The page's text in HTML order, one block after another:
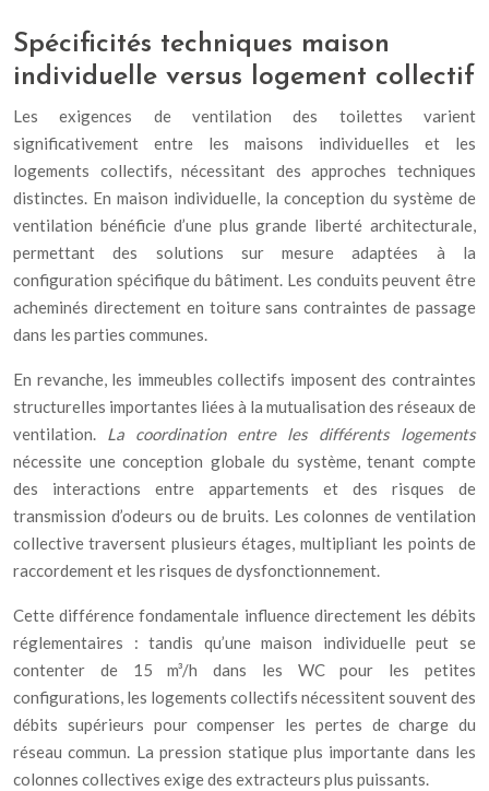
Spécificités techniques maison
individuelle versus logement collectif
Les exigences de ventilation des toilettes varient
significativement entre les maisons individuelles et les
logements collectifs, nécessitant des approches techniques
distinctes. En maison individuelle, la conception du système de
ventilation bénéficie d’une plus grande liberté architecturale,
permettant des solutions sur mesure adaptées à la
configuration spécifique du bâtiment. Les conduits peuvent être
acheminés directement en toiture sans contraintes de passage
dans les parties communes.
En revanche, les immeubles collectifs imposent des contraintes
structurelles importantes liées à la mutualisation des réseaux de
ventilation. La coordination entre les différents logements
nécessite une conception globale du système, tenant compte
des interactions entre appartements et des risques de
transmission d’odeurs ou de bruits. Les colonnes de ventilation
collective traversent plusieurs étages, multipliant les points de
raccordement et les risques de dysfonctionnement.
Cette différence fondamentale influence directement les débits
réglementaires : tandis qu’une maison individuelle peut se
contenter de 15 m³/h dans les WC pour les petites
configurations, les logements collectifs nécessitent souvent des
débits supérieurs pour compenser les pertes de charge du
réseau commun. La pression statique plus importante dans les
colonnes collectives exige des extracteurs plus puissants.